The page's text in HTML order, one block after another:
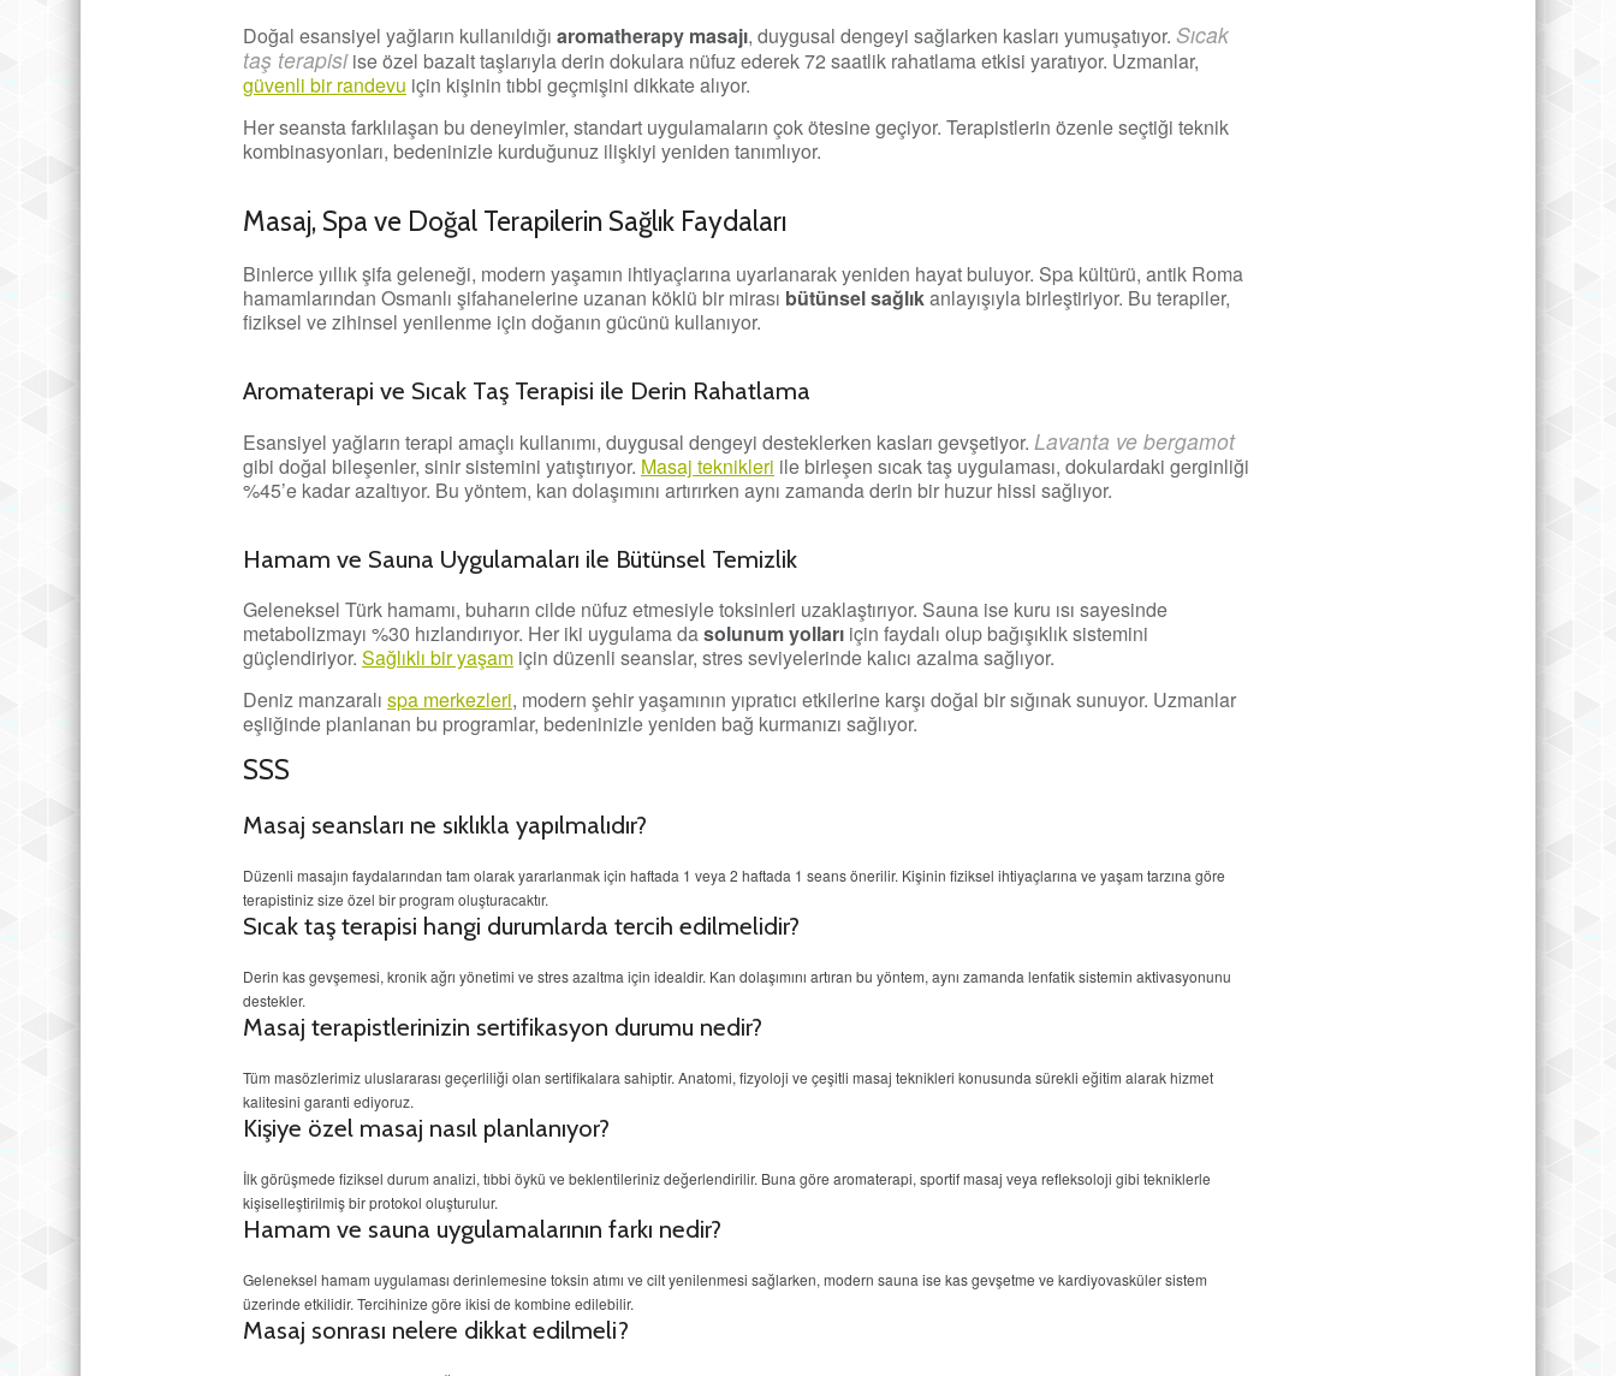
Doğal esansiyel yağların kullanıldığı aromatherapy masajı, duygusal dengeyi sağlarken kasları yumuşatıyor. Sıcak
taş terapisiise özel bazalt taşlarıyla derin dokulara nüfuz ederek 72 saatlik rahatlama etkisi yaratıyor. Uzmanlar,
güvenli bir randevu için kişinin tıbbi geçmişini dikkate alıyor.
Her seansta farklılaşan bu deneyimler, standart uygulamaların çok ötesine geçiyor. Terapistlerin özenle seçtiği teknik
kombinasyonları, bedeninizle kurduğunuz ilişkiyi yeniden tanımlıyor.
Masaj, Spa ve Doğal Terapilerin Sağlık Faydaları
Binlerce yıllık şifa geleneği, modern yaşamın ihtiyaçlarına uyarlanarak yeniden hayat buluyor. Spa kültürü, antik Roma
hamamlarından Osmanlı şifahanelerine uzanan köklü bir mirası bütünsel sağlıkanlayışıyla birleştiriyor. Bu terapiler,
fiziksel ve zihinsel yenilenme için doğanın gücünü kullanıyor.
Aromaterapi ve Sıcak Taş Terapisi ile Derin Rahatlama
Esansiyel yağların terapi amaçlı kullanımı, duygusal dengeyi desteklerken kasları gevşetiyor. Lavanta ve bergamot
gibi doğal bileşenler, sinir sistemini yatıştırıyor. Masaj teknikleri ile birleşen sıcak taş uygulaması, dokulardaki gerginliği
%45’e kadar azaltıyor. Bu yöntem, kan dolaşımını artırırken aynı zamanda derin bir huzur hissi sağlıyor.
Hamam ve Sauna Uygulamaları ile Bütünsel Temizlik
Geleneksel Türk hamamı, buharın cilde nüfuz etmesiyle toksinleri uzaklaştırıyor. Sauna ise kuru ısı sayesinde
metabolizmayı %30 hızlandırıyor. Her iki uygulama dasolunum yolları için faydalı olup bağışıklık sistemini
güçlendiriyor. Sağlıklı bir yaşam için düzenli seanslar, stres seviyelerinde kalıcı azalma sağlıyor.
Deniz manzaralı spa merkezleri, modern şehir yaşamının yıpratıcı etkilerine karşı doğal bir sığınak sunuyor. Uzmanlar
eşliğinde planlanan bu programlar, bedeninizle yeniden bağ kurmanızı sağlıyor.
SSS
Masaj seansları ne sıklıkla yapılmalıdır?
Düzenli masajın faydalarından tam olarak yararlanmak için haftada 1 veya 2 haftada 1 seans önerilir. Kişinin fiziksel ihtiyaçlarına ve yaşam tarzına göre
terapistiniz size özel bir program oluşturacaktır.
Sıcak taş terapisi hangi durumlarda tercih edilmelidir?
Derin kas gevşemesi, kronik ağrı yönetimi ve stres azaltma için idealdir. Kan dolaşımını artıran bu yöntem, aynı zamanda lenfatik sistemin aktivasyonunu
destekler.
Masaj terapistlerinizin sertifikasyon durumu nedir?
Tüm masözlerimiz uluslararası geçerliliği olan sertifikalara sahiptir. Anatomi, fizyoloji ve çeşitli masaj teknikleri konusunda sürekli eğitim alarak hizmet
kalitesini garanti ediyoruz.
Kişiye özel masaj nasıl planlanıyor?
İlk görüşmede fiziksel durum analizi, tıbbi öykü ve beklentileriniz değerlendirilir. Buna göre aromaterapi, sportif masaj veya refleksoloji gibi tekniklerle
kişiselleştirilmiş bir protokol oluşturulur.
Hamam ve sauna uygulamalarının farkı nedir?
Geleneksel hamam uygulaması derinlemesine toksin atımı ve cilt yenilenmesi sağlarken, modern sauna ise kas gevşetme ve kardiyovasküler sistem
üzerinde etkilidir. Tercihinize göre ikisi de kombine edilebilir.
Masaj sonrası nelere dikkat edilmeli?